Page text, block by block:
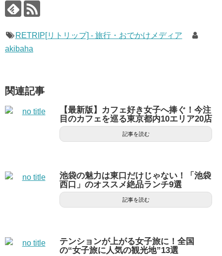
RETRIP[リトリップ] - 旅行・おでかけメディア
akibaha
関連記事
【最新版】カフェ好き女子へ捧ぐ！今注
目のカフェを巡る東京都内10エリア20店
記事を読む
池袋の魅力は東口だけじゃない！「池袋
西口」のオススメ絶品ランチ9選
記事を読む
テンションが上がる女子旅に！全国
の“女子旅に人気の観光地”13選